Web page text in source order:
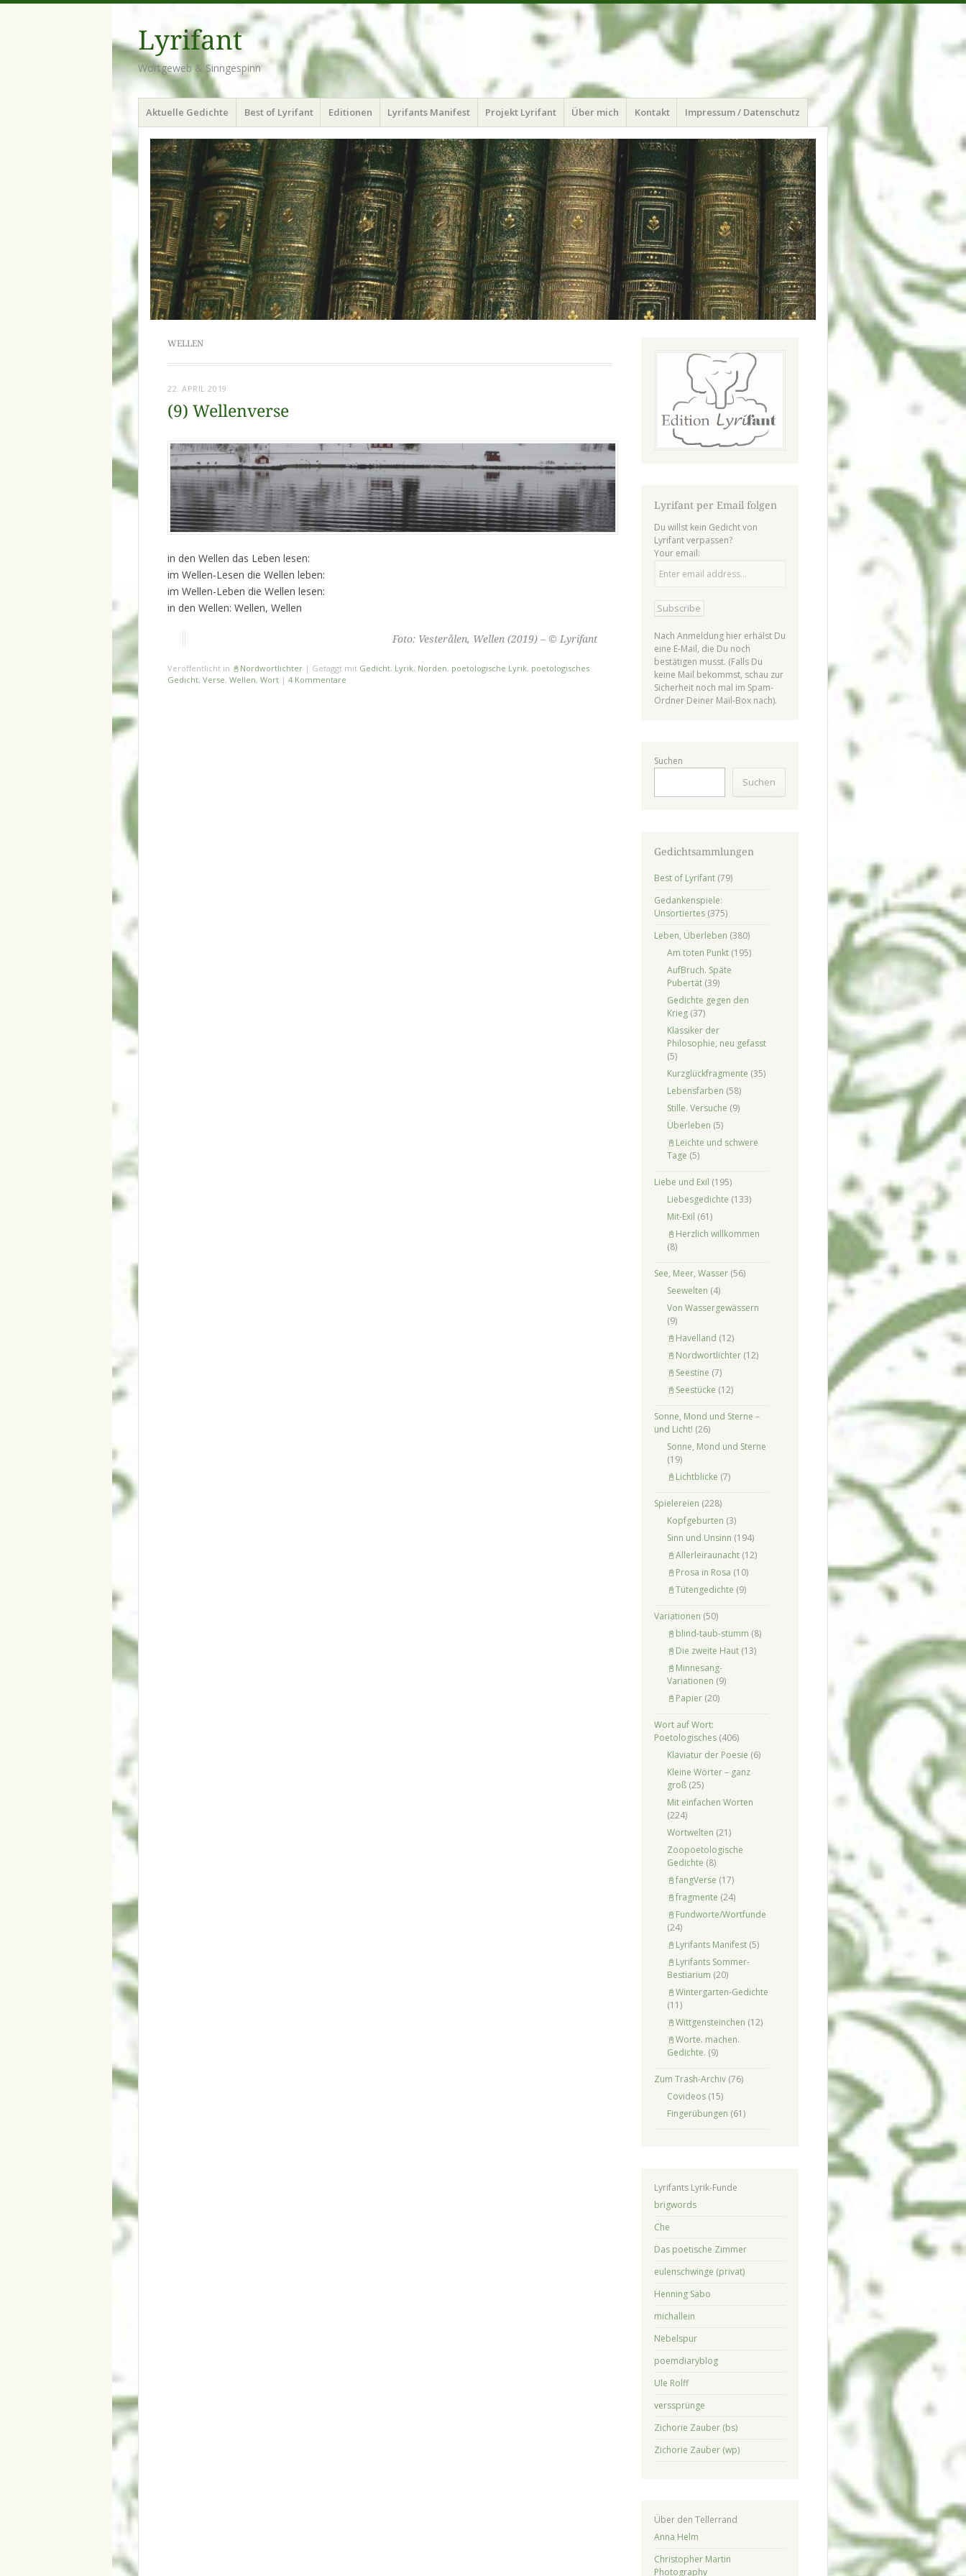
Lyrifant
Wortgeweb & Sinngespinn
Menü
Zum
Inhalt
springen
Aktuelle Gedichte Best of Lyrifant Editionen Lyrifants Manifest Projekt Lyrifant Über mich Kontakt Impressum / Datenschutz
WELLEN
22. APRIL 2019
(9) Wellenverse
in den Wellen das Leben lesen:
im Wellen-Lesen die Wellen leben:
im Wellen-Leben die Wellen lesen:
in den Wellen: Wellen, Wellen
Foto: Vesterålen, Wellen (2019) – © Lyrifant
Veröffentlicht in 📓Nordwortlichter | Getaggt mit Gedicht, Lyrik, Norden, poetologische Lyrik, poetologisches
Gedicht, Verse, Wellen, Wort | 4 Kommentare
Lyrifant per Email folgen
Du willst kein Gedicht von
Lyrifant verpassen?
Your email:
Nach Anmeldung hier erhälst Du
eine E-Mail, die Du noch
bestätigen musst. (Falls Du
keine Mail bekommst, schau zur
Sicherheit noch mal im Spam-
Ordner Deiner Mail-Box nach).
Suchen
Suchen
Gedichtsammlungen
Best of Lyrifant(79)
Gedankenspiele:
Unsortiertes(375)
Leben, Überleben (380)
Am toten Punkt(195)
AufBruch. Späte
Pubertät(39)
Gedichte gegen den
Krieg(37)
Klassiker der
Philosophie, neu gefasst
(5)
Kurzglückfragmente (35)
Lebensfarben (58)
Stille. Versuche (9)
Überleben (5)
📓Leichte und schwere
Tage (5)
Liebe und Exil (195)
Liebesgedichte (133)
Mit-Exil (61)
📓Herzlich willkommen
(8)
See, Meer, Wasser(56)
Seewelten (4)
Von Wassergewässern
(9)
📓Havelland (12)
📓Nordwortlichter(12)
📓Seestine (7)
📓Seestücke (12)
Sonne, Mond und Sterne –
und Licht! (26)
Sonne, Mond und Sterne
(19)
📓Lichtblicke (7)
Spielereien (228)
Kopfgeburten (3)
Sinn und Unsinn (194)
📓Allerleiraunacht(12)
📓Prosa in Rosa (10)
📓Tütengedichte (9)
Variationen (50)
📓blind-taub-stumm (8)
📓Die zweite Haut(13)
📓Minnesang-
Variationen (9)
📓Papier(20)
Wort auf Wort:
Poetologisches(406)
Klaviatur der Poesie (6)
Kleine Wörter – ganz
groß(25)
Mit einfachen Worten
(224)
Wortwelten (21)
Zoopoetologische
Gedichte (8)
📓fangVerse (17)
📓fragmente (24)
📓Fundworte/Wortfunde
(24)
📓Lyrifants Manifest(5)
📓Lyrifants Sommer-
Bestiarium (20)
📓Wintergarten-Gedichte
(11)
📓Wittgensteinchen (12)
📓Worte. machen.
Gedichte. (9)
Zum Trash-Archiv(76)
Covideos(15)
Fingerübungen (61)
Lyrifants Lyrik-Funde
brigwords
Che
Das poetische Zimmer
eulenschwinge (privat)
Henning Sabo
michallein
Nebelspur
poemdiaryblog
Ule Rolff
verssprünge
Zichorie Zauber (bs)
Zichorie Zauber (wp)
Über den Tellerrand
Anna Helm
Christopher Martin
Photography